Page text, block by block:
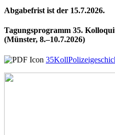
Abgabefrist ist der 15.7.2026.
Tagungsprogramm 35.
(Münster, 8.–10.7.2026)